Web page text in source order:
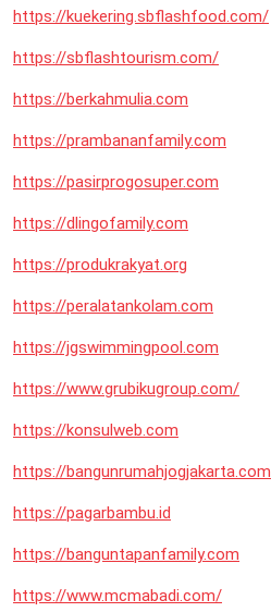
https://kuekering.sbflashfood.com/
https://sbflashtourism.com/
https://berkahmulia.com
https://prambananfamily.com
https://pasirprogosuper.com
https://dlingofamily.com
https://produkrakyat.org
https://peralatankolam.com
https://jgswimmingpool.com
https://www.grubikugroup.com/
https://konsulweb.com
https://bangunrumahjogjakarta.com
https://pagarbambu.id
https://banguntapanfamily.com
https://www.mcmabadi.com/